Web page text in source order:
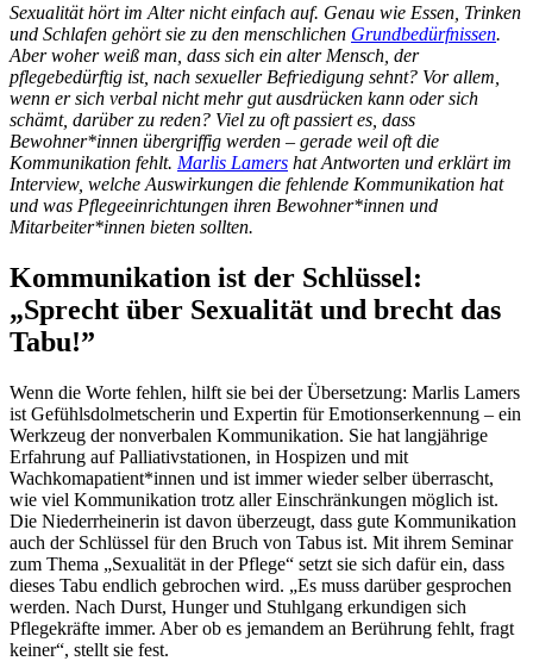
Sexualität hört im Alter nicht einfach auf. Genau wie Essen, Trinken
und Schlafen gehört sie zu den menschlichen Grundbedürfnissen.
Aber woher weiß man, dass sich ein alter Mensch, der
pflegebedürftig ist, nach sexueller Befriedigung sehnt? Vor allem,
wenn er sich verbal nicht mehr gut ausdrücken kann oder sich
schämt, darüber zu reden? Viel zu oft passiert es, dass
Bewohner*innen übergriffig werden – gerade weil oft die
Kommunikation fehlt. Marlis Lamers hat Antworten und erklärt im
Interview, welche Auswirkungen die fehlende Kommunikation hat
und was Pflegeeinrichtungen ihren Bewohner*innen und
Mitarbeiter*innen bieten sollten.
Kommunikation ist der Schlüssel:
„Sprecht über Sexualität und brecht das
Tabu!”
Wenn die Worte fehlen, hilft sie bei der Übersetzung: Marlis Lamers
ist Gefühlsdolmetscherin und Expertin für Emotionserkennung – ein
Werkzeug der nonverbalen Kommunikation. Sie hat langjährige
Erfahrung auf Palliativstationen, in Hospizen und mit
Wachkomapatient*innen und ist immer wieder selber überrascht,
wie viel Kommunikation trotz aller Einschränkungen möglich ist.
Die Niederrheinerin ist davon überzeugt, dass gute Kommunikation
auch der Schlüssel für den Bruch von Tabus ist. Mit ihrem Seminar
zum Thema „Sexualität in der Pflege“ setzt sie sich dafür ein, dass
dieses Tabu endlich gebrochen wird. „Es muss darüber gesprochen
werden. Nach Durst, Hunger und Stuhlgang erkundigen sich
Pflegekräfte immer. Aber ob es jemandem an Berührung fehlt, fragt
keiner“, stellt sie fest.